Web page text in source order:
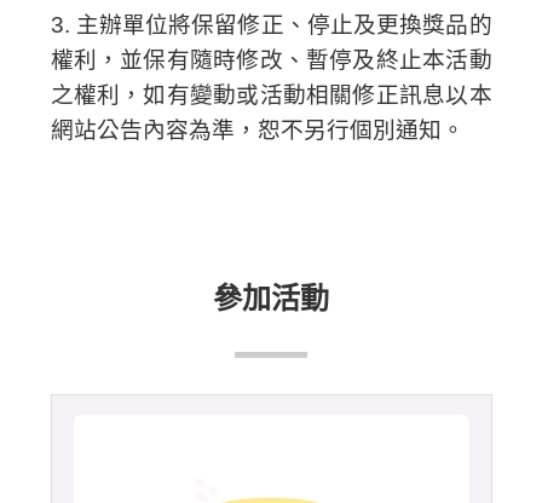
3. 主辦單位將保留修正、停止及更換獎品的
權利，並保有隨時修改、暫停及終止本活動
之權利，如有變動或活動相關修正訊息以本
網站公告內容為準，恕不另行個別通知。
參加活動